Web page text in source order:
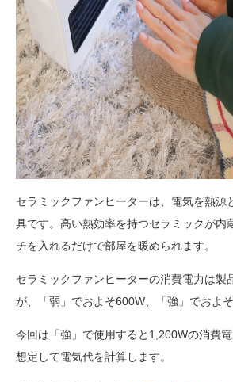
セラミックファンヒーターは、電気を熱源
具です。高い熱効率を持つセラミックが内
チを入れるだけで部屋を暖められます。
セラミックファンヒーターの消費電力は製
が、「弱」でおよそ600W、「強」でおよそ
今回は「強」で使用すると1,200Wの消費
想定して電気代を計算します。